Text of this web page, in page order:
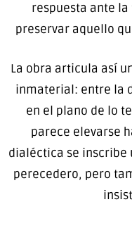
respuesta ante
preservar aquello
La obra articula así
inmaterial: entre la
en el plano de lo
parece elevarse
dialéctica se inscribe
perecedero, pero